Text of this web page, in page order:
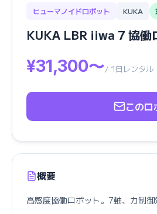
ヒューマノイドロボット KUKA
KUKA LBR iiwa 7 協働
¥31,300〜/ 1日レンタル
この
概要
高感度協働ロボット。7軸、力制御